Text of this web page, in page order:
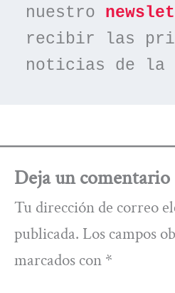
nuestro
recibir las
noticias de la
Deja un comentario
Tu dirección de correo
publicada. Los campos
marcados con *